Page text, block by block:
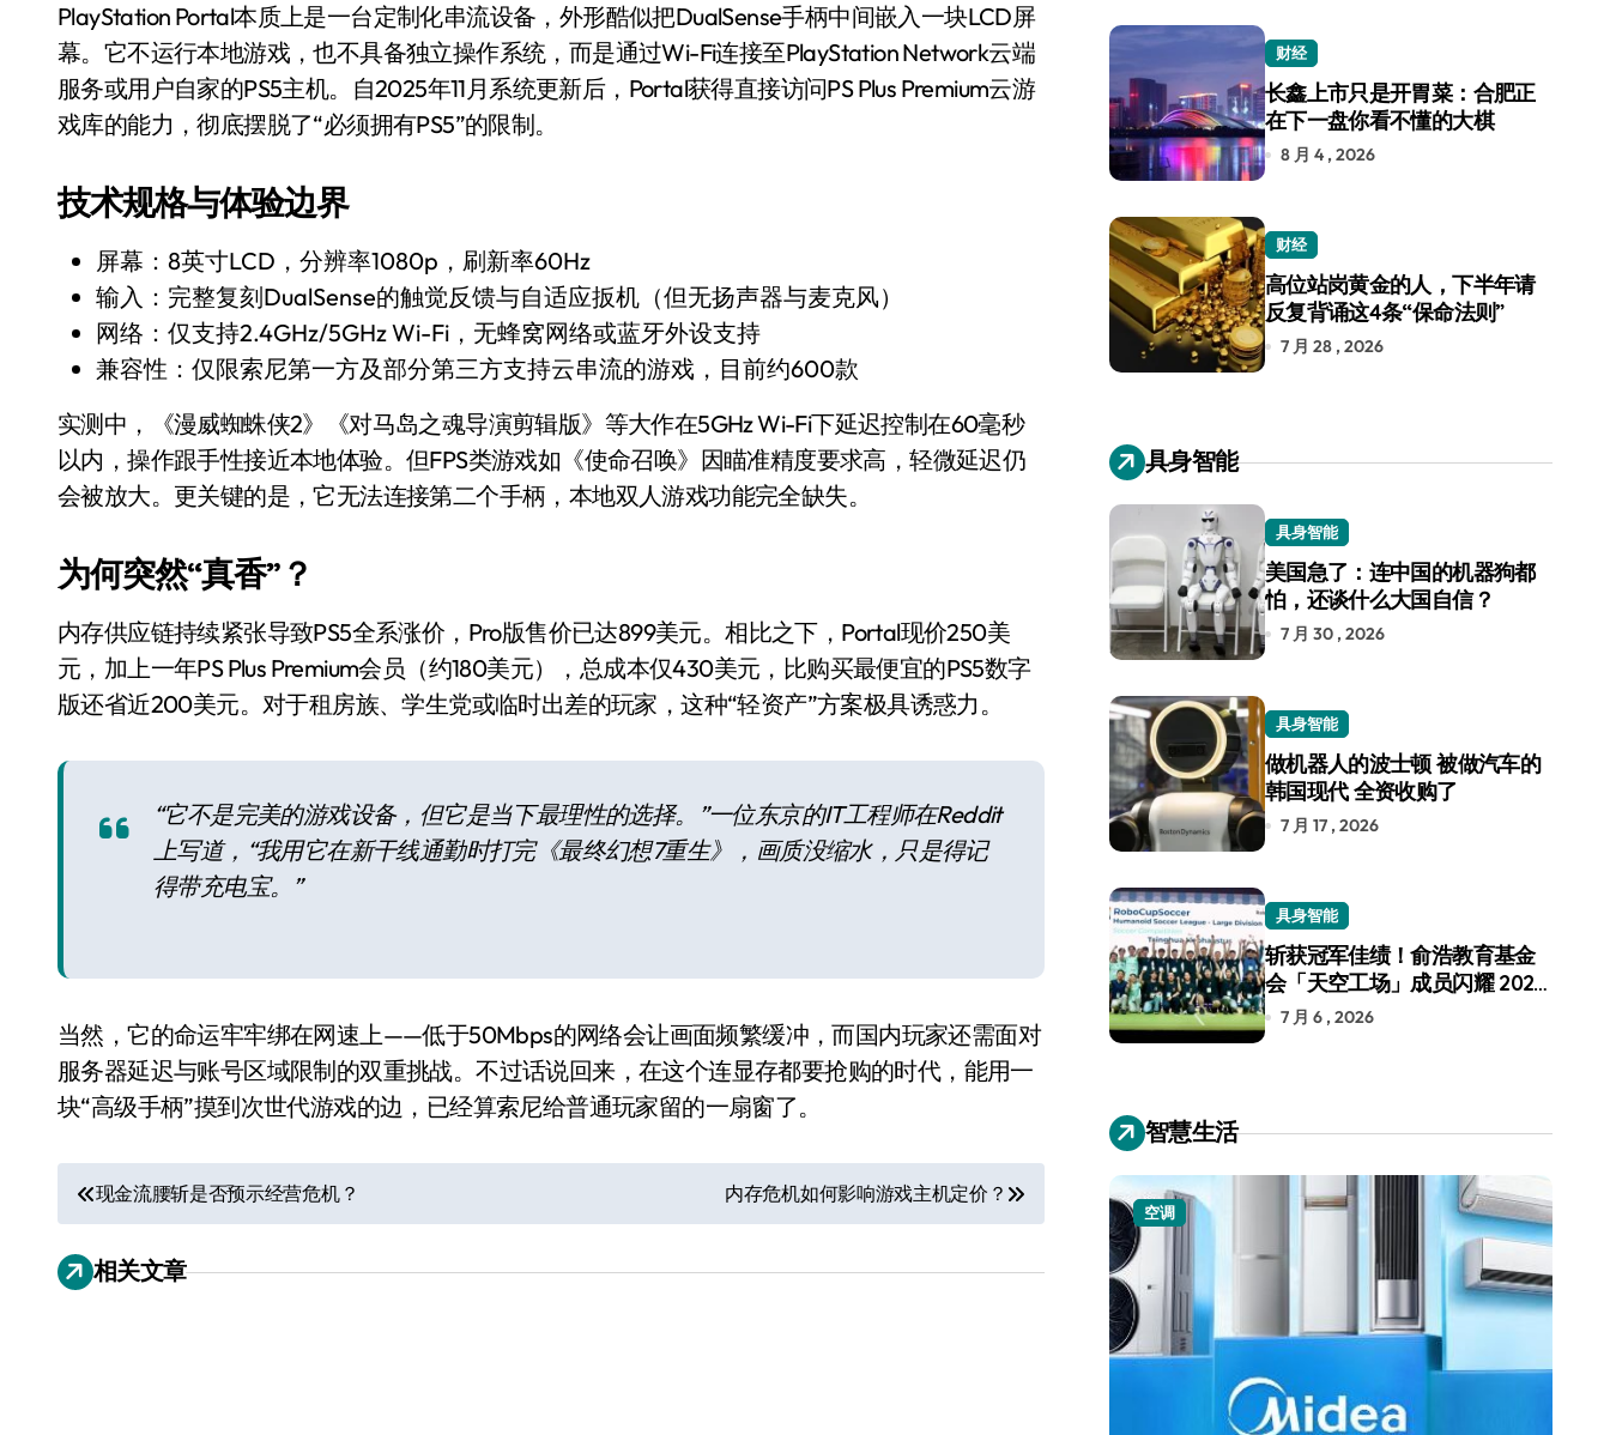
花钱买宝马，启动先看蜘蛛侠？”车主怒了：车内不是广告屏！
Windows 11家庭版和专业版，选错真的会后悔吗？
你的U盘格式对了吗？详解exFAT和NTFS的终极对决
轻到忽略不计 大疆Mini 2S内录实测，值不值得冲？
从“卖电视”到“定规则”：海信拿下RGB-Mini LED全球话语权
对不起胖东来，我先不学了——永辉的“休克疗法”宣告暂停
国际首次！中国钙钛矿探测器太空“开箱”，一边探测射线一边光伏发电
小米涨价！K90跳上3099，小米17标准版逼近4800
长鑫上市只是开胃菜：合肥正在下一盘你看不懂的大棋
耳机低音像白开水？90%的人第一步就做错了
复古玩家狂喜：Anbernic第三次复刻GBA SP，情怀拉满
AirTag 新版到底香不香？一篇帮你避坑+种草
净利润暴跌7.7%，苏泊尔开始靠“擦边”续命了？
PlayStation Portal本质上是一台定制化串流设备，外形酷似把DualSense手柄中间嵌入一块LCD屏
幕。它不运行本地游戏，也不具备独立操作系统，而是通过Wi-Fi连接至PlayStation Network云端
服务或用户自家的PS5主机。自2025年11月系统更新后，Portal获得直接访问PS Plus Premium云游
戏库的能力，彻底摆脱了“必须拥有PS5”的限制。
技术规格与体验边界
屏幕：8英寸LCD，分辨率1080p，刷新率60Hz
输入：完整复刻DualSense的触觉反馈与自适应扳机（但无扬声器与麦克风）
网络：仅支持2.4GHz/5GHz Wi-Fi，无蜂窝网络或蓝牙外设支持
兼容性：仅限索尼第一方及部分第三方支持云串流的游戏，目前约600款
实测中，《漫威蜘蛛侠2》《对马岛之魂导演剪辑版》等大作在5GHz Wi-Fi下延迟控制在60毫秒
以内，操作跟手性接近本地体验。但FPS类游戏如《使命召唤》因瞄准精度要求高，轻微延迟仍
会被放大。更关键的是，它无法连接第二个手柄，本地双人游戏功能完全缺失。
为何突然“真香”？
内存供应链持续紧张导致PS5全系涨价，Pro版售价已达899美元。相比之下，Portal现价250美
元，加上一年PS Plus Premium会员（约180美元），总成本仅430美元，比购买最便宜的PS5数字
版还省近200美元。对于租房族、学生党或临时出差的玩家，这种“轻资产”方案极具诱惑力。
“它不是完美的游戏设备，但它是当下最理性的选择。”一位东京的IT工程师在Reddit
上写道，“我用它在新干线通勤时打完《最终幻想7重生》，画质没缩水，只是得记
得带充电宝。”
当然，它的命运牢牢绑在网速上——低于50Mbps的网络会让画面频繁缓冲，而国内玩家还需面对
服务器延迟与账号区域限制的双重挑战。不过话说回来，在这个连显存都要抢购的时代，能用一
块“高级手柄”摸到次世代游戏的边，已经算索尼给普通玩家留的一扇窗了。
文
章
导
现金流腰斩是否预示经营危机？ 内存危机如何影响游戏主机定价？
相关文章
财经
长鑫上市只是开胃菜：合肥正
在下一盘你看不懂的大棋
8 月 4 , 2026
财经
高位站岗黄金的人，下半年请
反复背诵这4条“保命法则”
7 月 28 , 2026
具身智能
具身智能
美国急了：连中国的机器狗都
怕，还谈什么大国自信？
7 月 30 , 2026
具身智能
做机器人的波士顿 被做汽车的
韩国现代 全资收购了
7 月 17 , 2026
具身智能
斩获冠军佳绩！俞浩教育基金
会「天空工场」成员闪耀 2026
RoboCup 机器人世界杯
7 月 6 , 2026
智慧生活
空调